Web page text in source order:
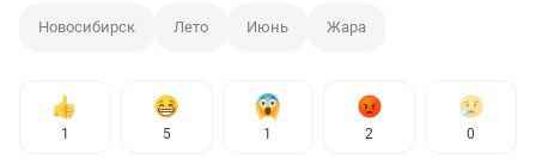
Новосибирск Лето Июнь Жара
1 5 1 2 0